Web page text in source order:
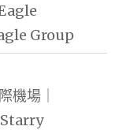
Group
機場｜